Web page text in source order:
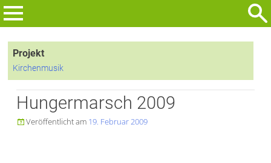
Zum
Inhalt
nach:Projekt
Kirchenmusik
Hungermarsch 2009
Veröffentlicht am 19. Februar 2009